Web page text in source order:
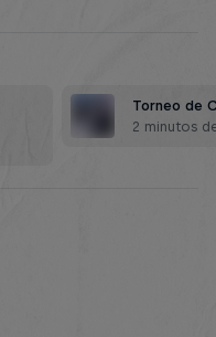
Torneo de
2 minutos